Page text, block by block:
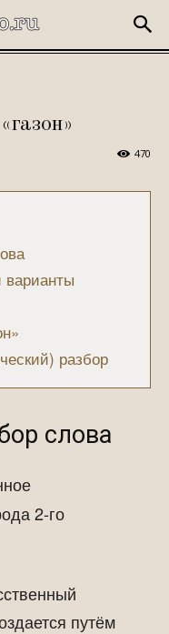
470
варианты
разбор
слова
2-го
путём